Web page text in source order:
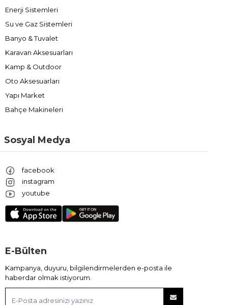
Enerji Sistemleri
Su ve Gaz Sistemleri
Banyo & Tuvalet
Karavan Aksesuarları
Kamp & Outdoor
Oto Aksesuarları
Yapı Market
Bahçe Makineleri
Sosyal Medya
facebook
instagram
youtube
E-Bülten
Kampanya, duyuru, bilgilendirmelerden e-posta ile
haberdar olmak istiyorum.